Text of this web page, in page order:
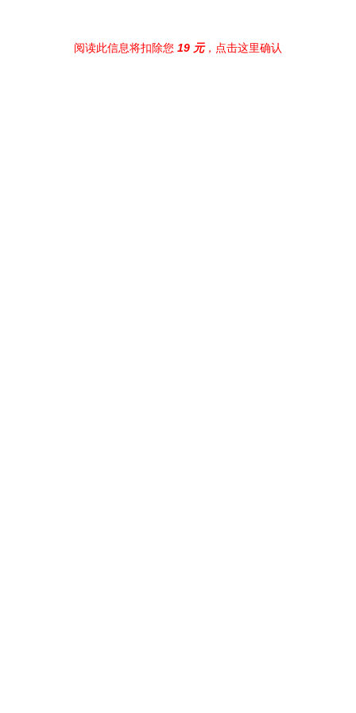
阅读此信息将扣除您 19 元，点击这里确认